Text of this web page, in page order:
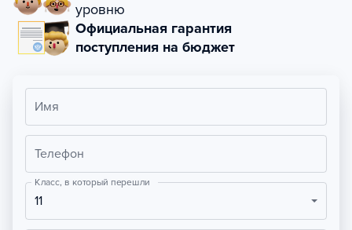
уровню
Официальная гарантия
поступления на бюджет
Имя
Телефон
Класс, в который перешли
11